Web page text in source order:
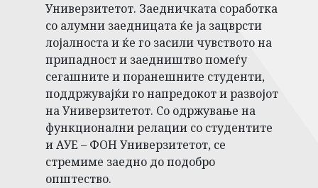
Универзитетот. Заедничката соработка
со алумни заедницата ќе ја зацврсти
лојалноста и ќе го засили чувството на
припадност и заедништво помеѓу
сегашните и поранешните студенти,
поддржувајќи го напредокот и развојот
на Универзитетот. Со одржување на
функционални релации со студентите
и АУЕ – ФОН Универзитетот, се
стремиме заедно до подобро
општество.